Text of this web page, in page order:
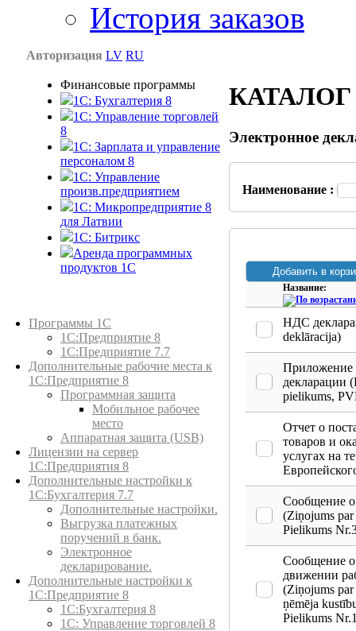
История заказов
Авторизация LV RU
Финансовые программы
1С: Бухгалтерия 8
1C: Управление торговлей
8
1C: Зарплата и управление
персоналом 8
1C: Управление
произв.предприятием
1С: Микропредприятие 8
для Латвии
1C: Битрикс
Аренда программных
продуктов 1С
Программы 1С
1С:Предприятие 8
1С:Предприятие 7.7
Дополнительные рабочие места к
1С:Предприятие 8
Программная защита
Мобильное рабочее
место
Аппаратная защита (USB)
Лицензии на сервер
1С:Предприятия 8
Дополнительные настройки к
1С:Бухгалтерия 7.7
Дополнительные настройки.
Выгрузка платежных
поручений в банк.
Электронное
декларирование.
Дополнительные настройки к
1С:Предприятие 8
1С:Бухгалтерия 8
1C: Управление торговлей 8
КАТАЛОГ
Электронное
Наименование :
Название:
НДС
deklāracija)
декларации
pielikums,
Отчет о
товаров и
услугах на
Сообщение
(Ziņojums
Pielikums
Сообщение о
движении
(Ziņojums par
ņēmēja
Pielikums